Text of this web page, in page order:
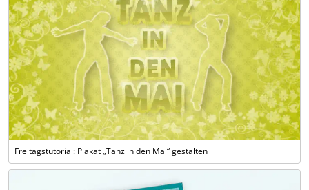
Freitagstutorial: Plakat „Tanz in den Mai“ gestalten